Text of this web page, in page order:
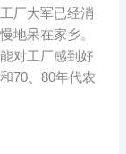
厂大军已经消
地呆在家乡。
对工厂感到好
70、80年代农